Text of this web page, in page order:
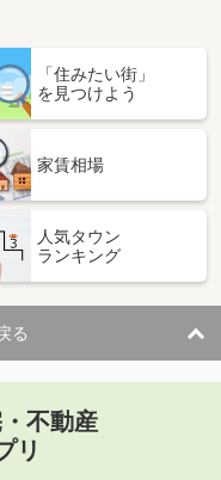
「住みたい街」
を見つけよう
家賃相場
人気タウン
ランキング
る
不動産
リ